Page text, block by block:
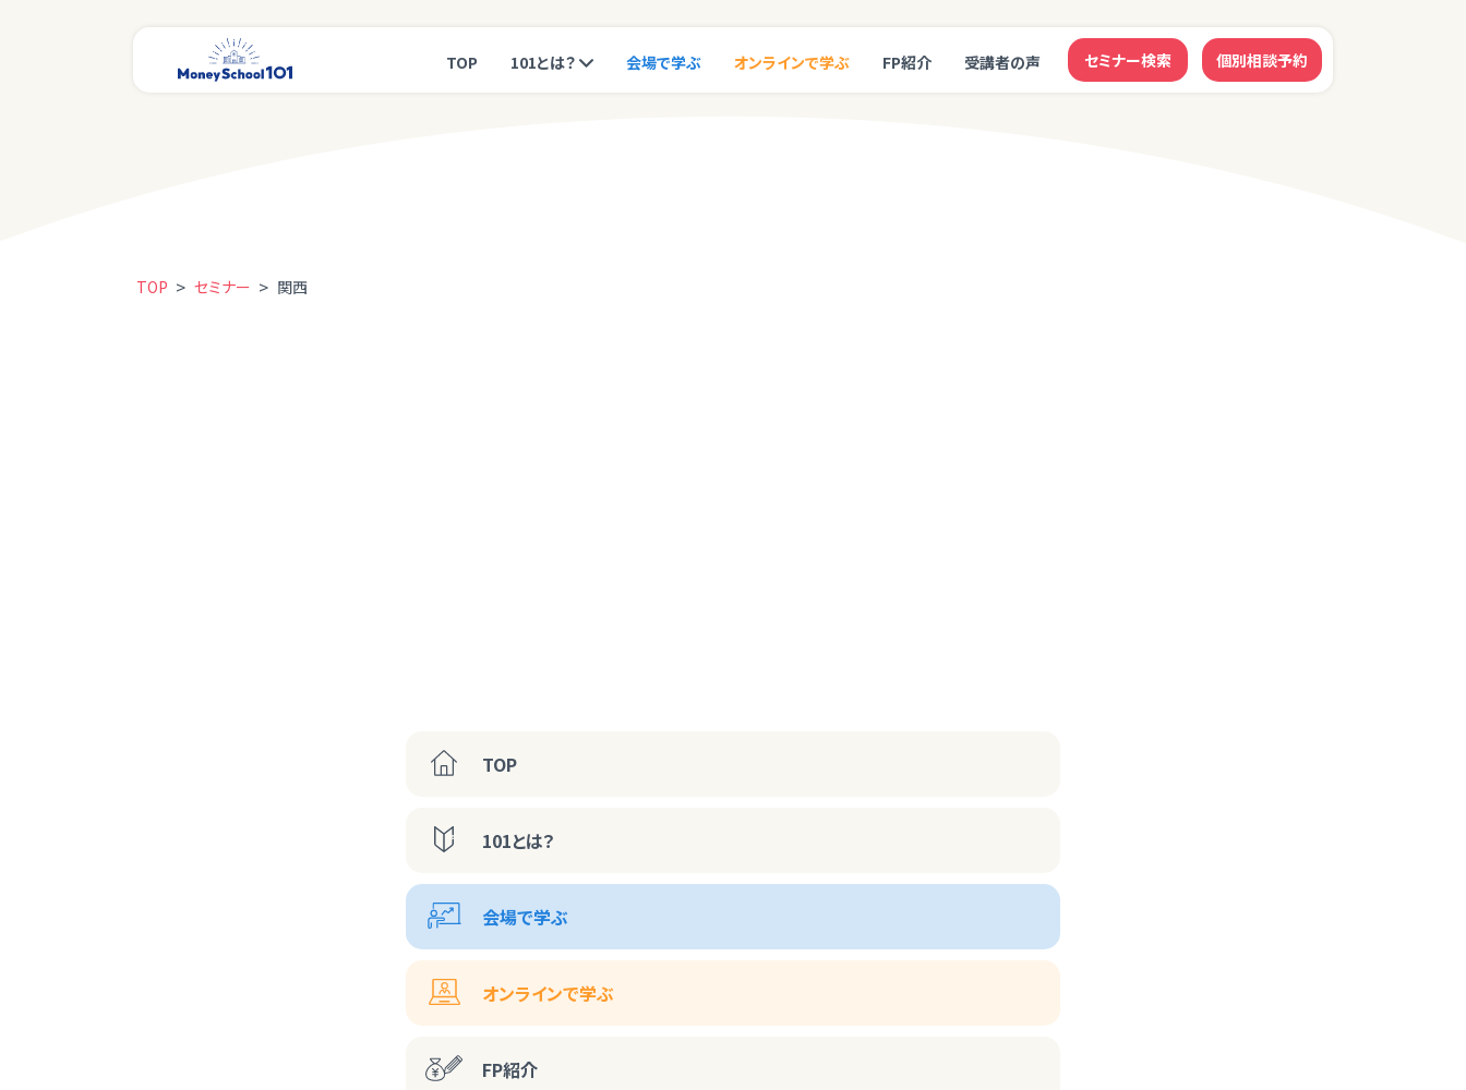
TOP 101とは？ 会場で学ぶ オンラインで学ぶ FP紹介 受講者の声 セミナー検索 個別相談予約
TOP > セミナー > 関西
TOP
101とは？
会場で学ぶ
オンラインで学ぶ
FP紹介